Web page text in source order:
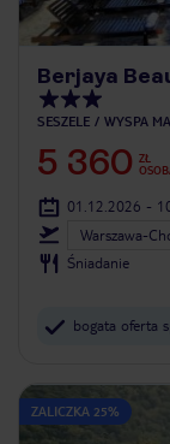
Berjaya
SESZELE WYSPA
5 360 ZŁ
01.12.2026 -
Warszawa-
Śniadanie
bogata oferta
ZALICZKA 25%